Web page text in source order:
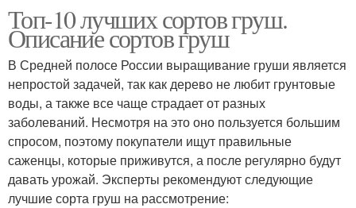
Топ-10 лучших сортов груш.
Описание сортов груш
В Средней полосе России выращивание груши является
непростой задачей, так как дерево не любит грунтовые
воды, а также все чаще страдает от разных
заболеваний. Несмотря на это оно пользуется большим
спросом, поэтому покупатели ищут правильные
саженцы, которые приживутся, а после регулярно будут
давать урожай. Эксперты рекомендуют следующие
лучшие сорта груш на рассмотрение: